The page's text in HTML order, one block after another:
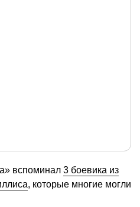
вспоминал 3 боевика из
, которые многие могли